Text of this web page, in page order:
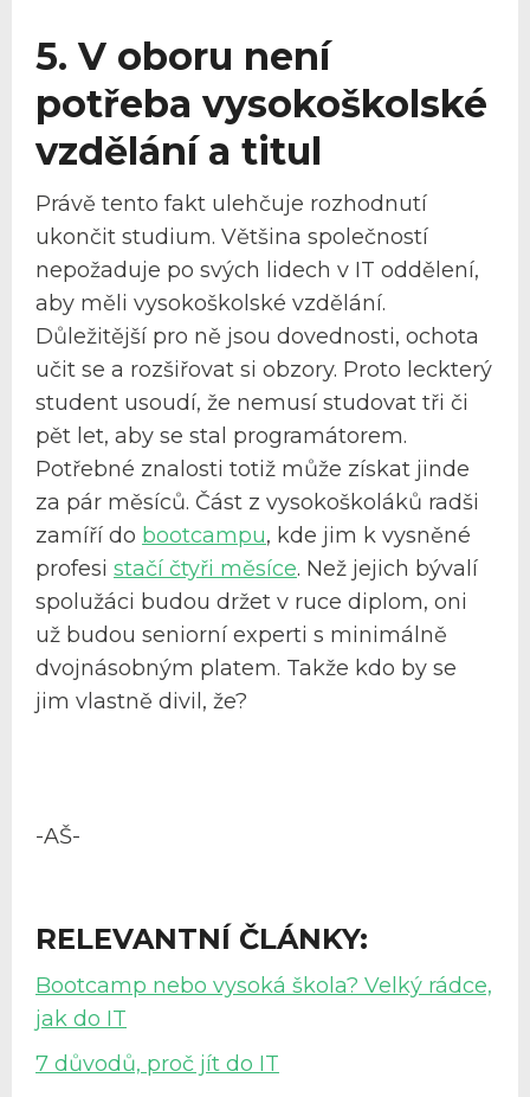
5. V oboru není
potřeba vysokoškolské
vzdělání a titul
Právě tento fakt ulehčuje rozhodnutí
ukončit studium. Většina společností
nepožaduje po svých lidech v IT oddělení,
aby měli vysokoškolské vzdělání.
Důležitější pro ně jsou dovednosti, ochota
učit se a rozšiřovat si obzory. Proto leckterý
student usoudí, že nemusí studovat tři či
pět let, aby se stal programátorem.
Potřebné znalosti totiž může získat jinde
za pár měsíců. Část z vysokoškoláků radši
zamíří do bootcampu, kde jim k vysněné
profesi stačí čtyři měsíce. Než jejich bývalí
spolužáci budou držet v ruce diplom, oni
už budou seniorní experti s minimálně
dvojnásobným platem. Takže kdo by se
jim vlastně divil, že?
-AŠ-
RELEVANTNÍ ČLÁNKY:
Bootcamp nebo vysoká škola? Velký rádce,
jak do IT
7 důvodů, proč jít do IT